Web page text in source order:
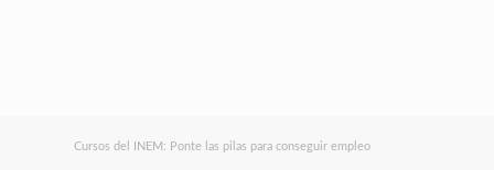
Cursos del INEM: Ponte las pilas para conseguir empleo